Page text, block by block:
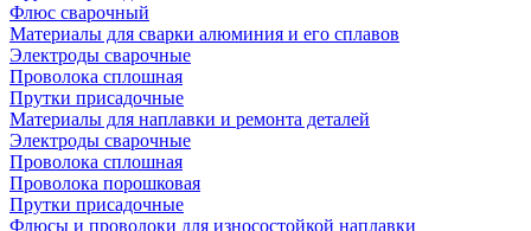
Флюс сварочный
Материалы для сварки алюминия и его сплавов
Электроды сварочные
Проволока сплошная
Прутки присадочные
Материалы для наплавки и ремонта деталей
Электроды сварочные
Проволока сплошная
Проволока порошковая
Прутки присадочные
Флюсы и проволоки для износостойкой наплавки